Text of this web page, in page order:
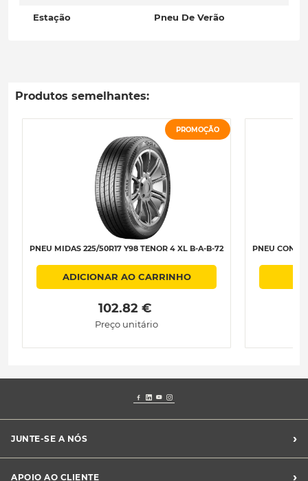
Estação Pneu De Verão
Produtos semelhantes:
PROMOÇÃO
PNEU MIDAS 225/50R17 Y98 TENOR 4 XL B-A-B-72
ADICIONAR AO CARRINHO
102.82 €
Preço unitário
PNEU
JUNTE-SE A NÓS ›
APOIO AO CLIENTE ›